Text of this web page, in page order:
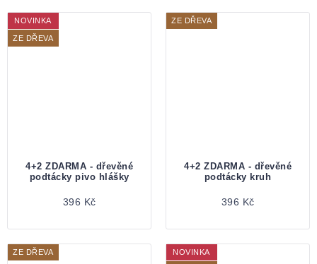
NOVINKA
ZE DŘEVA
4+2 ZDARMA - dřevěné
podtácky pivo hlášky
396 Kč
ZE DŘEVA
4+2 ZDARMA - dřevěné
podtácky kruh
396 Kč
ZE DŘEVA NOVINKA